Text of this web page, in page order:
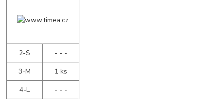
2-S
- - -
3-M
1 ks
4-L
- - -